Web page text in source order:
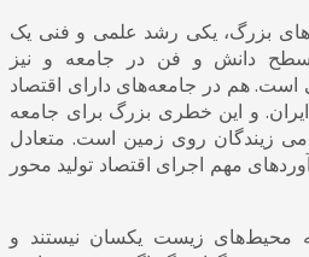
بزرگ، یکی رشد علمی و فنی یک
سطح دانش و فن در جامعه و نیز
هم در جامعه‌های دارای اقتصاد
و این خطری بزرگ برای جامعه
زیندگان روی زمین است. متعادل
مهم اجرای اقتصاد تولید محور
که محیط‌های زیست یکسان نیستند و